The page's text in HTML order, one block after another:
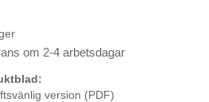
om 2-4 arbetsdagar
version (PDF)